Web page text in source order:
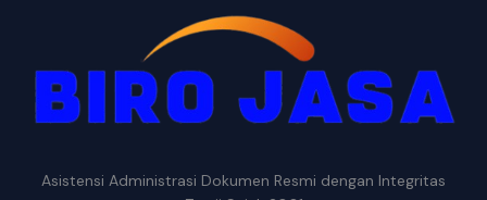
Asistensi Administrasi Dokumen Resmi dengan Integritas